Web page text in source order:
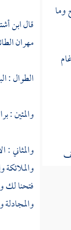
وما
قالابن
مهران
الطوال :
والمئين :
فتحنا لك
والمجادلة